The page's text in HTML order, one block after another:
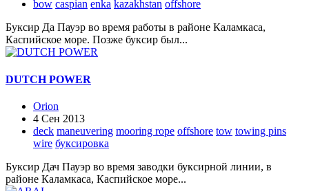
bow caspian enka kazakhstan offshore
Буксир Да Пауэр во время работы в районе Каламкаса,
Каспийское море. Позже буксир был...
DUTCH POWER
Orion
4 Сен 2013
deck maneuvering mooring rope offshore tow towing pins
wire буксировка
Буксир Дач Пауэр во время заводки буксирной линии, в
районе Каламкаса, Каспийское море...